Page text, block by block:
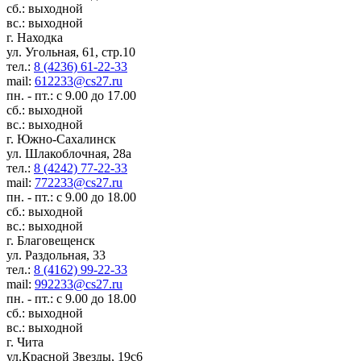
сб.: выходной
вс.: выходной
г. Находка
ул. Угольная, 61, стр.10
тел.: 8 (4236) 61-22-33
mail: 612233@cs27.ru
пн. - пт.: с 9.00 до 17.00
сб.: выходной
вс.: выходной
г. Южно-Сахалинск
ул. Шлакоблочная, 28а
тел.: 8 (4242) 77-22-33
mail: 772233@cs27.ru
пн. - пт.: с 9.00 до 18.00
сб.: выходной
вс.: выходной
г. Благовещенск
ул. Раздольная, 33
тел.: 8 (4162) 99-22-33
mail: 992233@cs27.ru
пн. - пт.: с 9.00 до 18.00
сб.: выходной
вс.: выходной
г. Чита
ул.Красной Звезды, 19с6